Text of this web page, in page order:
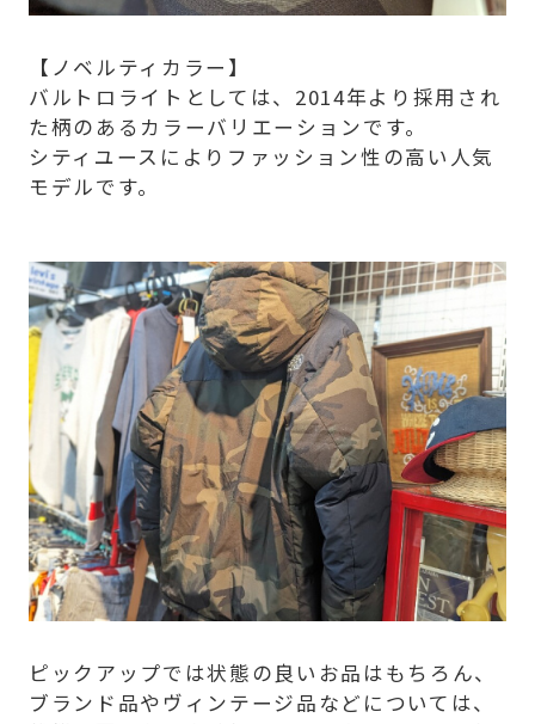
【ノベルティカラー】
バルトロライトとしては、2014年より採用され
た柄のあるカラーバリエーションです。
シティユースによりファッション性の高い人気
モデルです。
ピックアップでは状態の良いお品はもちろん、
ブランド品やヴィンテージ品などについては、